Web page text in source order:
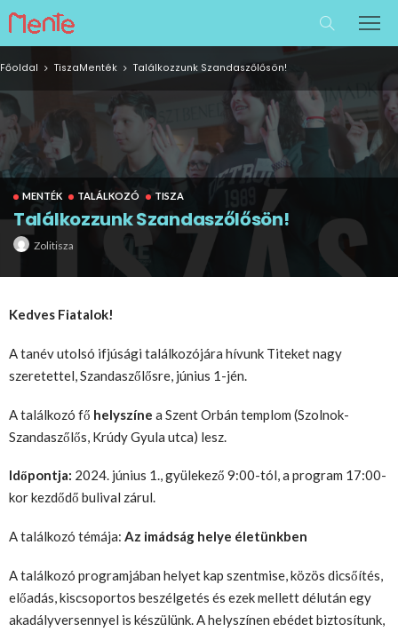
Főoldal TiszaMenték Találkozzunk Szandaszőlősön!
MENTÉK TALÁLKOZÓ TISZA
Találkozzunk Szandaszőlősön!
Zolitisza
Kedves Fiatalok!
A tanév utolsó ifjúsági találkozójára hívunk Titeket nagy
szeretettel, Szandaszőlősre, június 1-jén.
A találkozó fő helyszíne a Szent Orbán templom (Szolnok-
Szandaszőlős, Krúdy Gyula utca) lesz.
Időpontja: 2024. június 1., gyülekező 9:00-tól, a program 17:00-
kor kezdődő bulival zárul.
A találkozó témája: Az imádság helye életünkben
A találkozó programjában helyet kap szentmise, közös dicsőítés,
előadás, kiscsoportos beszélgetés és ezek mellett délután egy
akadályversennyel is készülünk. A helyszínen ebédet biztosítunk,